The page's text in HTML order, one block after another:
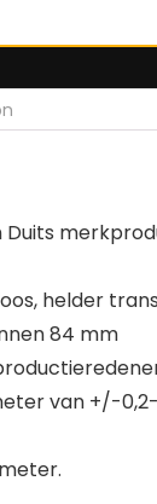
Duits
helder
84 mm
van +/-